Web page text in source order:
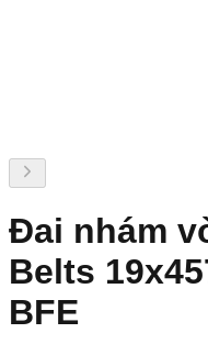
Đai nhám
Belts
BFE